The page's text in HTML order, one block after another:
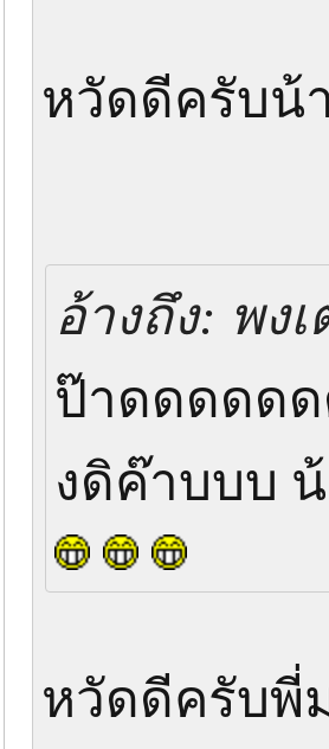
หวัดดีครับน้า
อ้างถึง: พงเ
ป๊าดดดดด
งดิค๊าบบบ
หวัดดีครับพี่ม